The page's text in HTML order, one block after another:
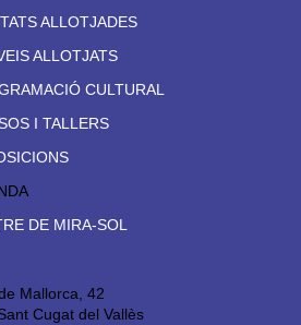
ALLOTJADES
ALLOTJATS
CULTURAL
I TALLERS
DE MIRA-SOL
Mallorca, 42
Cugat del Vallès